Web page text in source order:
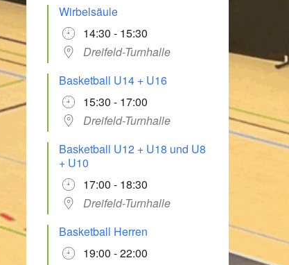
Wirbelsäule
14:30 - 15:30
Dreifeld-Turnhalle
Basketball U14 + U16
15:30 - 17:00
Dreifeld-Turnhalle
Basketball U12 + U18 und U8
+ U10
17:00 - 18:30
Dreifeld-Turnhalle
Basketball Herren
19:00 - 22:00